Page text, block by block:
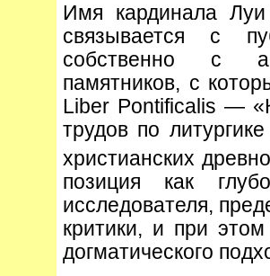
Имя кардинала
связывается с
собственно с
памятников, с
Liber Pontificalis —
трудов по
христианских
позиция как
исследователя,
критики, и при
догматического